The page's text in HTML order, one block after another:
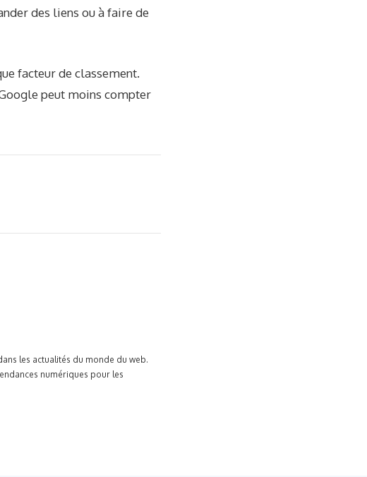
des liens ou à faire de
facteur de classement.
peut moins compter
les actualités du monde du web.
numériques pour les